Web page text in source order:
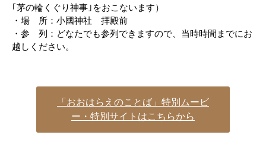
｢茅の輪くぐり神事｣をおこないます）
・場 所：小國神社 拝殿前
・参 列：どなたでも参列できますので、当時時間までにお
越しください。
「おおはらえのことば」特別ムービ
ー・特別サイトはこちらから